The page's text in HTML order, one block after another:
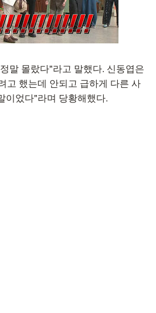
말 몰랐다"라고 말했다. 신동엽은
고 했는데 안되고 급하게 다른 사
이었다"라며 당황해했다.